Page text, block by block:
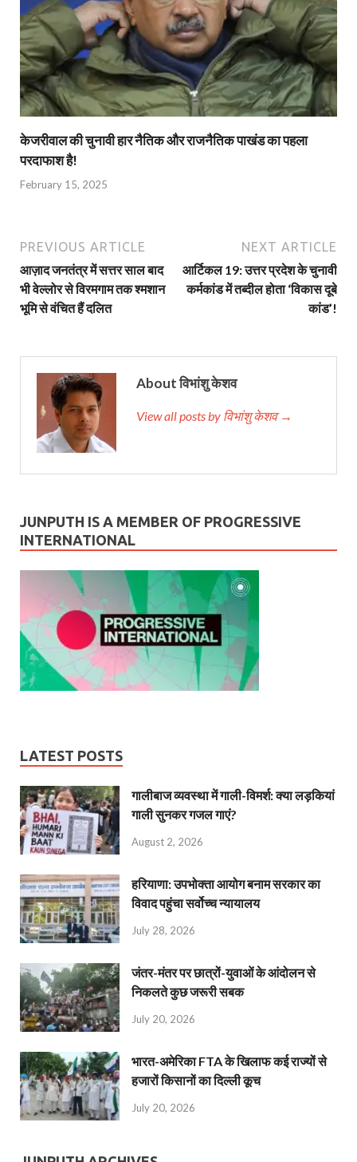
केजरीवाल की चुनावी हार नैतिक और राजनैतिक पाखंड का पहला
परदाफाश है!
February 15, 2025
PREVIOUS ARTICLE
आज़ाद जनतंत्र में सत्तर साल बाद
भी वेल्लोर से विरमगाम तक श्मशान
भूमि से वंचित हैं दलित
NEXT ARTICLE
आर्टिकल 19: उत्तर प्रदेश के चुनावी
कर्मकांड में तब्दील होता ‘विकास दूबे
कांड’!
About विभांशु केशव
View all posts by विभांशु केशव →
JUNPUTH IS A MEMBER OF PROGRESSIVE
INTERNATIONAL
LATEST POSTS
गालीबाज व्‍यवस्‍था में गाली-विमर्श: क्या लड़कियां
गाली सुनकर गजल गाएं?
August 2, 2026
हरियाणा: उपभोक्ता आयोग बनाम सरकार का
विवाद पहुंचा सर्वोच्च न्यायालय
July 28, 2026
जंतर-मंतर पर छात्रों-युवाओं के आंदोलन से
निकलते कुछ जरूरी सबक
July 20, 2026
भारत-अमेरिका FTA के खिलाफ कई राज्यों से
हजारों किसानों का दिल्ली कूच
July 20, 2026